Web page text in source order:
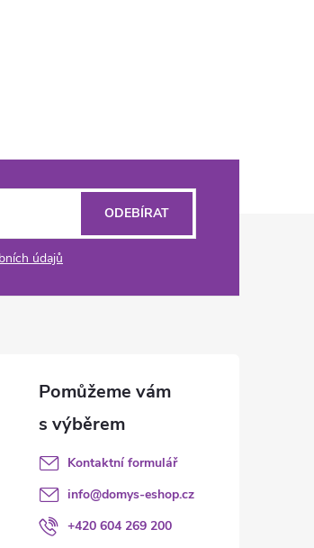
údajů
ODEBÍRAT
Kontaktní formulář
info@domys-eshop.cz
+420 604 269 200